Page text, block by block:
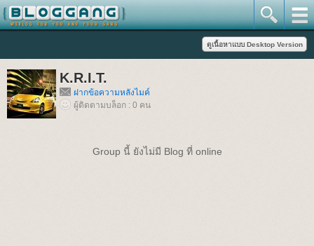
K.R.I.T.
ฝากข้อความหลังไมค์
ผู้ติดตามบล็อก : 0 คน
Group นี้ ยังไม่มี Blog ที่ online